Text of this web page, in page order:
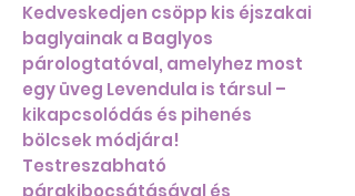
Kedveskedjen csöpp kis éjszakai
baglyainak a Baglyos
párologtatóval, amelyhez most
egy üveg Levendula is társul –
kikapcsolódás és pihenés
bölcsek módjára!
Testreszabható
párakibocsátásával és